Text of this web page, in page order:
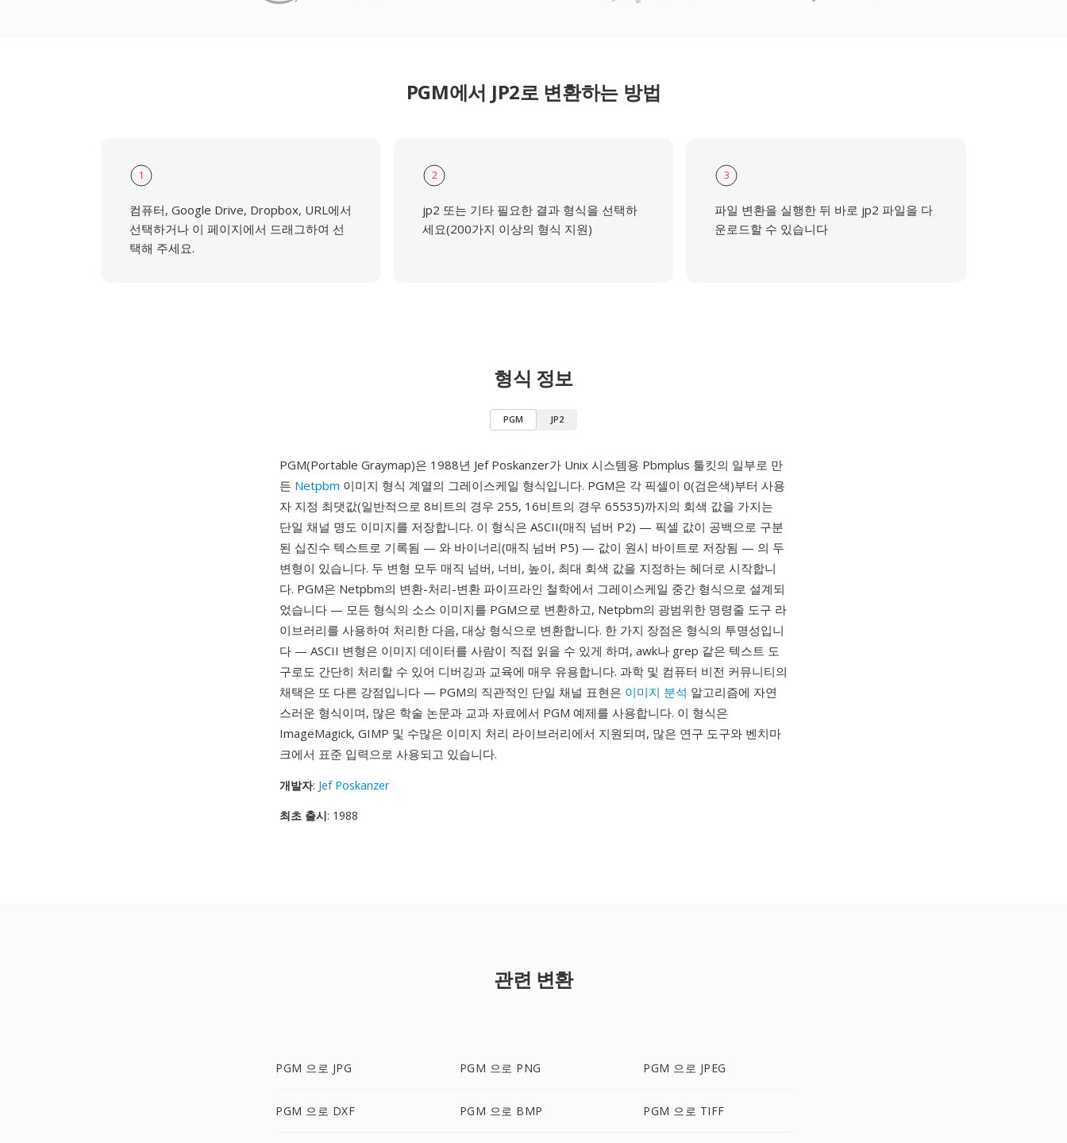
PGM에서 JP2로 변환하는 방법
1
컴퓨터, Google Drive, Dropbox, URL에서
선택하거나 이 페이지에서 드래그하여 선
택해 주세요.
2
jp2 또는 기타 필요한 결과 형식을 선택하
세요(200가지 이상의 형식 지원)
3
파일 변환을 실행한 뒤 바로 jp2 파일을 다
운로드할 수 있습니다
형식 정보
PGM JP2
PGM(Portable Graymap)은 1988년 Jef Poskanzer가 Unix 시스템용 Pbmplus 툴킷의 일부로 만
든 Netpbm 이미지 형식 계열의 그레이스케일 형식입니다. PGM은 각 픽셀이 0(검은색)부터 사용
자 지정 최댓값(일반적으로 8비트의 경우 255, 16비트의 경우 65535)까지의 회색 값을 가지는
단일 채널 명도 이미지를 저장합니다. 이 형식은 ASCII(매직 넘버 P2) — 픽셀 값이 공백으로 구분
된 십진수 텍스트로 기록됨 — 와 바이너리(매직 넘버 P5) — 값이 원시 바이트로 저장됨 — 의 두
변형이 있습니다. 두 변형 모두 매직 넘버, 너비, 높이, 최대 회색 값을 지정하는 헤더로 시작합니
다. PGM은 Netpbm의 변환-처리-변환 파이프라인 철학에서 그레이스케일 중간 형식으로 설계되
었습니다 — 모든 형식의 소스 이미지를 PGM으로 변환하고, Netpbm의 광범위한 명령줄 도구 라
이브러리를 사용하여 처리한 다음, 대상 형식으로 변환합니다. 한 가지 장점은 형식의 투명성입니
다 — ASCII 변형은 이미지 데이터를 사람이 직접 읽을 수 있게 하며, awk나 grep 같은 텍스트 도
구로도 간단히 처리할 수 있어 디버깅과 교육에 매우 유용합니다. 과학 및 컴퓨터 비전 커뮤니티의
채택은 또 다른 강점입니다 — PGM의 직관적인 단일 채널 표현은 이미지 분석 알고리즘에 자연
스러운 형식이며, 많은 학술 논문과 교과 자료에서 PGM 예제를 사용합니다. 이 형식은
ImageMagick, GIMP 및 수많은 이미지 처리 라이브러리에서 지원되며, 많은 연구 도구와 벤치마
크에서 표준 입력으로 사용되고 있습니다.
개발자: Jef Poskanzer
최초 출시: 1988
관련 변환
PGM 으로 JPG PGM 으로 PNG PGM 으로 JPEG
PGM 으로 DXF PGM 으로 BMP PGM 으로 TIFF